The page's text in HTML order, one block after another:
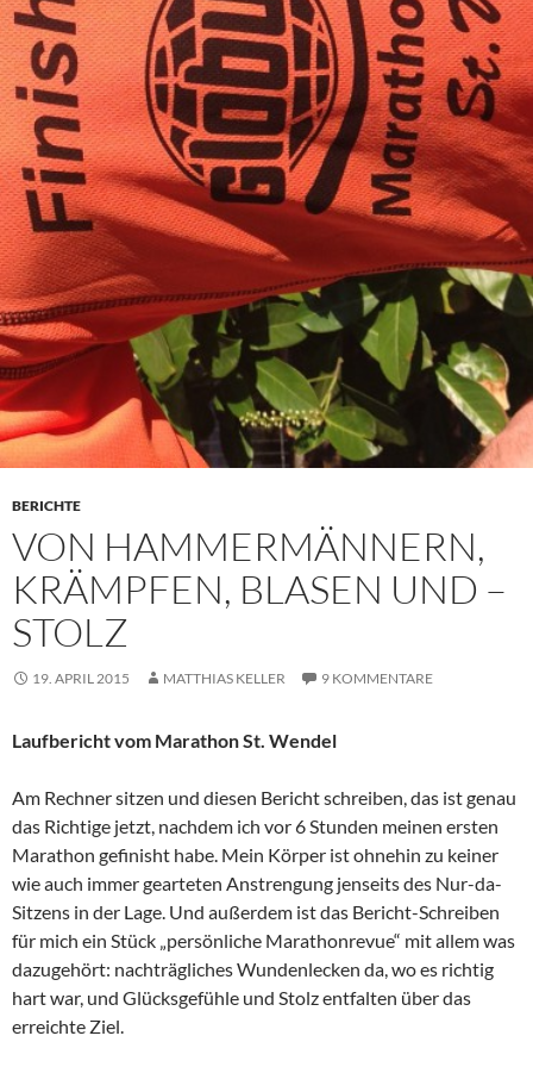
BERICHTE
VON HAMMERMÄNNERN,
KRÄMPFEN, BLASEN UND –
STOLZ
19. APRIL 2015 MATTHIAS KELLER 9 KOMMENTARE
Laufbericht vom Marathon St. Wendel
Am Rechner sitzen und diesen Bericht schreiben, das ist genau
das Richtige jetzt, nachdem ich vor 6 Stunden meinen ersten
Marathon gefinisht habe. Mein Körper ist ohnehin zu keiner
wie auch immer gearteten Anstrengung jenseits des Nur-da-
Sitzens in der Lage. Und außerdem ist das Bericht-Schreiben
für mich ein Stück „persönliche Marathonrevue“ mit allem was
dazugehört: nachträgliches Wundenlecken da, wo es richtig
hart war, und Glücksgefühle und Stolz entfalten über das
erreichte Ziel.